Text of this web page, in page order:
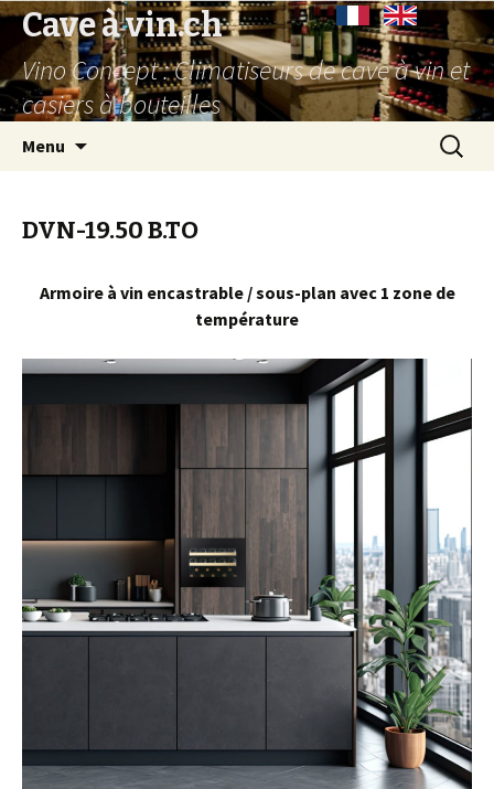
Cave à vin.ch
Vino Concept : Climatiseurs de cave à vin et
casiers à bouteilles
Menu
DVN-19.50 B.TO
Armoire à vin encastrable / sous-plan avec 1 zone de
température